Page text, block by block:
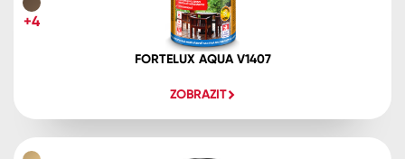
FORTELUX AQUA V1407
ZOBRAZIT
+4